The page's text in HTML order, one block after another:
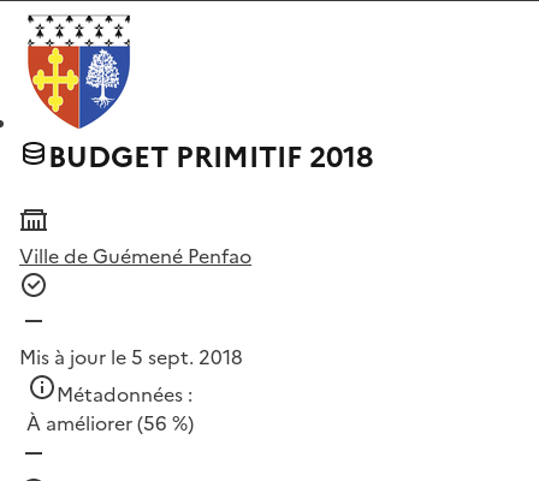
BUDGET PRIMITIF 2018
Ville de Guémené Penfao
Mis à jour le 5 sept. 2018
Métadonnées :
À améliorer(56 %)